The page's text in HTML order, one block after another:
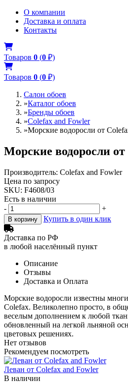
О компании
Доставка и оплата
Контакты
Товаров 0 (0 ₽)
Товаров 0 (0 ₽)
Салон обоев
»Каталог обоев
»Бренды обоев
»Colefax and Fowler
»Морские водоросли от
Морские водоросли
Производитель: Colefax and Fowler
Цена по запросу
SKU: F4608/03
Есть в наличии
-
+
В корзину Купить в один клик
Доставка по РФ
в любой населённый пункт
Описание
Отзывы
Доставка и Оплата
Морские водоросли известны
Colefax. Великолепно просто, в
веселым дополнением к любой
обновленный на легкой льняной
цветовых решениях.
Нет отзывов
Рекомендуем посмотреть
Леван от Colefax and Fowler
В наличии